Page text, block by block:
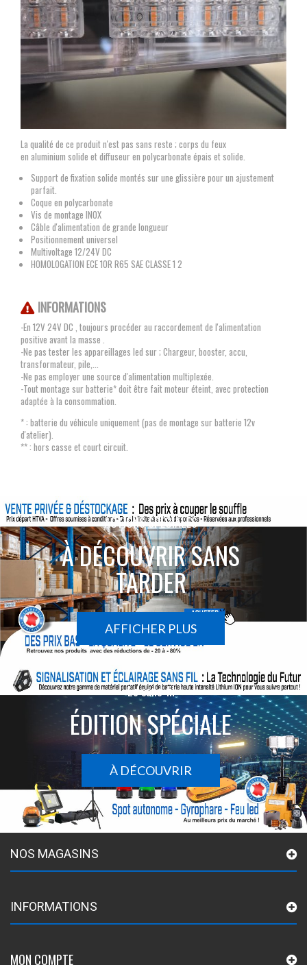
La qualité de ce produit n'est pas sans reste ; corps du feux
en aluminium solide et diffuseur en polycarbonate épais et solide.
Support de fixation solide montés sur une glissière pour un ajustement
parfait.
Coque en polycarbonate
Vis de montage INOX
Câble d'alimentation de grande longueur
Positionnement universel
Multivoltage 12/24V DC
HOMOLOGATION ECE 10R R65 SAE CLASSE 1 2
INFORMATIONS
-En 12V 24V DC , toujours procéder au raccordement de l'alimentation
positive avant la masse .
-Ne pas tester les appareillages led sur ; Chargeur, booster, accu,
transformateur, pile,...
-Ne pas employer une source d'alimentation multiplexée.
-Tout montage sur batterie* doit être fait moteur éteint, avec protection
adaptée à la consommation.
* : batterie du véhicule uniquement (pas de montage sur batterie 12v
d'atelier).
** : hors casse et court circuit.
ACTIONS SPÉCIALES
À DÉCOUVRIR SANS
TARDER
AFFICHER PLUS
Le sans-fil
ÉDITION SPÉCIALE
À DÉCOUVRIR
NOS MAGASINS
INFORMATIONS
MON COMPTE